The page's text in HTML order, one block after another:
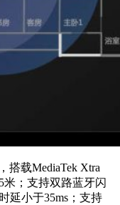
搭载MediaTek Xtra
米；支持双路蓝牙闪
延小于35ms；支持